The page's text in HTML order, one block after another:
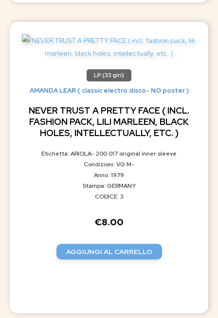
LP (33 giri)
AMANDA LEAR ( classic electro disco- NO poster )
NEVER TRUST A PRETTY FACE ( INCL.
FASHION PACK, LILI MARLEEN, BLACK
HOLES, INTELLECTUALLY, ETC. )
Etichetta: ARIOLA- 200 017 original inner sleeve
Condizioni: VG M-
Anno: 1979
Stampa: GERMANY
CODICE: 3
€8.00
AGGIUNGI AL CARRELLO